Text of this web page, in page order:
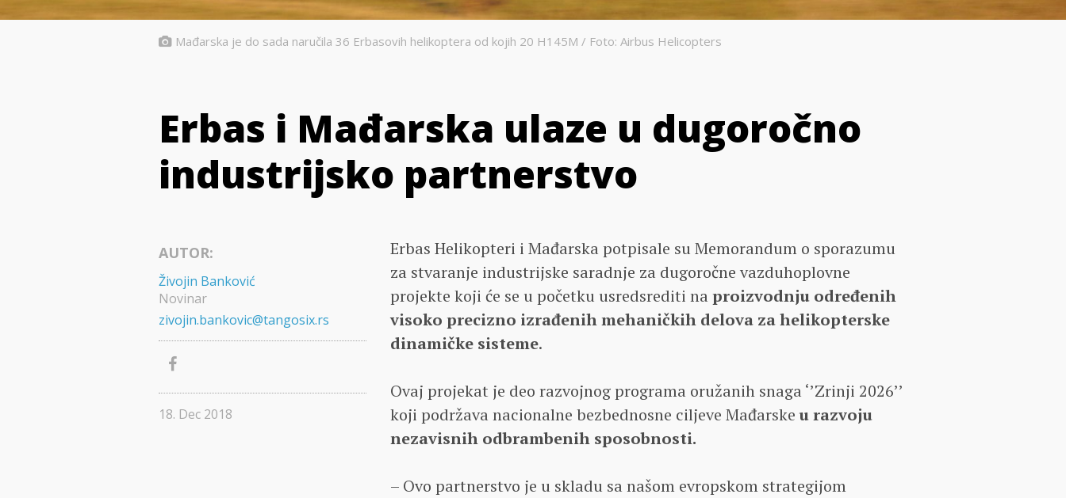
Mađarska je do sada naručila 36 Erbasovih helikoptera od kojih 20 H145M / Foto: Airbus Helicopters
Erbas i Mađarska ulaze u dugoročno
industrijsko partnerstvo
Erbas Helikopteri i Mađarska potpisale su Memorandum o sporazumu
za stvaranje industrijske saradnje za dugoročne vazduhoplovne
projekte koji će se u početku usredsrediti na proizvodnju određenih
visoko precizno izrađenih mehaničkih delova za helikopterske
dinamičke sisteme.
Ovaj projekat je deo razvojnog programa oružanih snaga ‘’Zrinji 2026’’
koji podržava nacionalne bezbednosne ciljeve Mađarske u razvoju
nezavisnih odbrambenih sposobnosti.
– Ovo partnerstvo je u skladu sa našom evropskom strategijom
AUTOR:
Živojin Banković
Novinar
zivojin.bankovic@tangosix.rs
18. Dec 2018